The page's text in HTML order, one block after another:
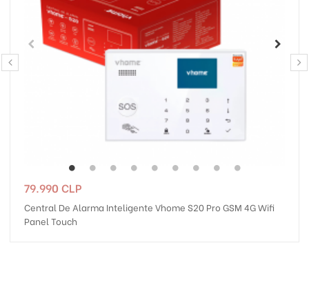
Precio
79.990 CLP
Central De Alarma Inteligente Vhome S20 Pro GSM 4G Wifi
Panel Touch